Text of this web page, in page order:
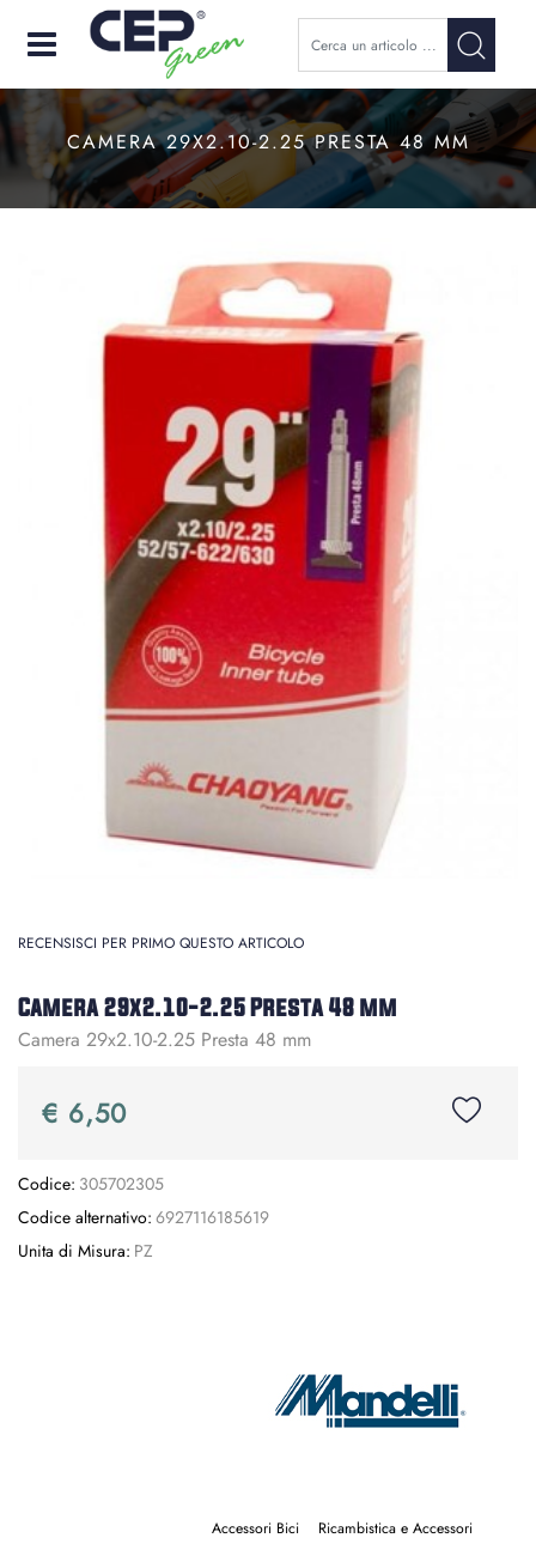
Open
CAMERA 29X2.10-2.25 PRESTA 48 MM
RECENSISCI PER PRIMO QUESTO ARTICOLO
Camera 29x2.10-2.25 Presta 48 mm
Camera 29x2.10-2.25 Presta 48 mm
€ 6,50
Codice: 305702305
Codice alternativo: 6927116185619
Unita di Misura: PZ
Accessori Bici Ricambistica e Accessori